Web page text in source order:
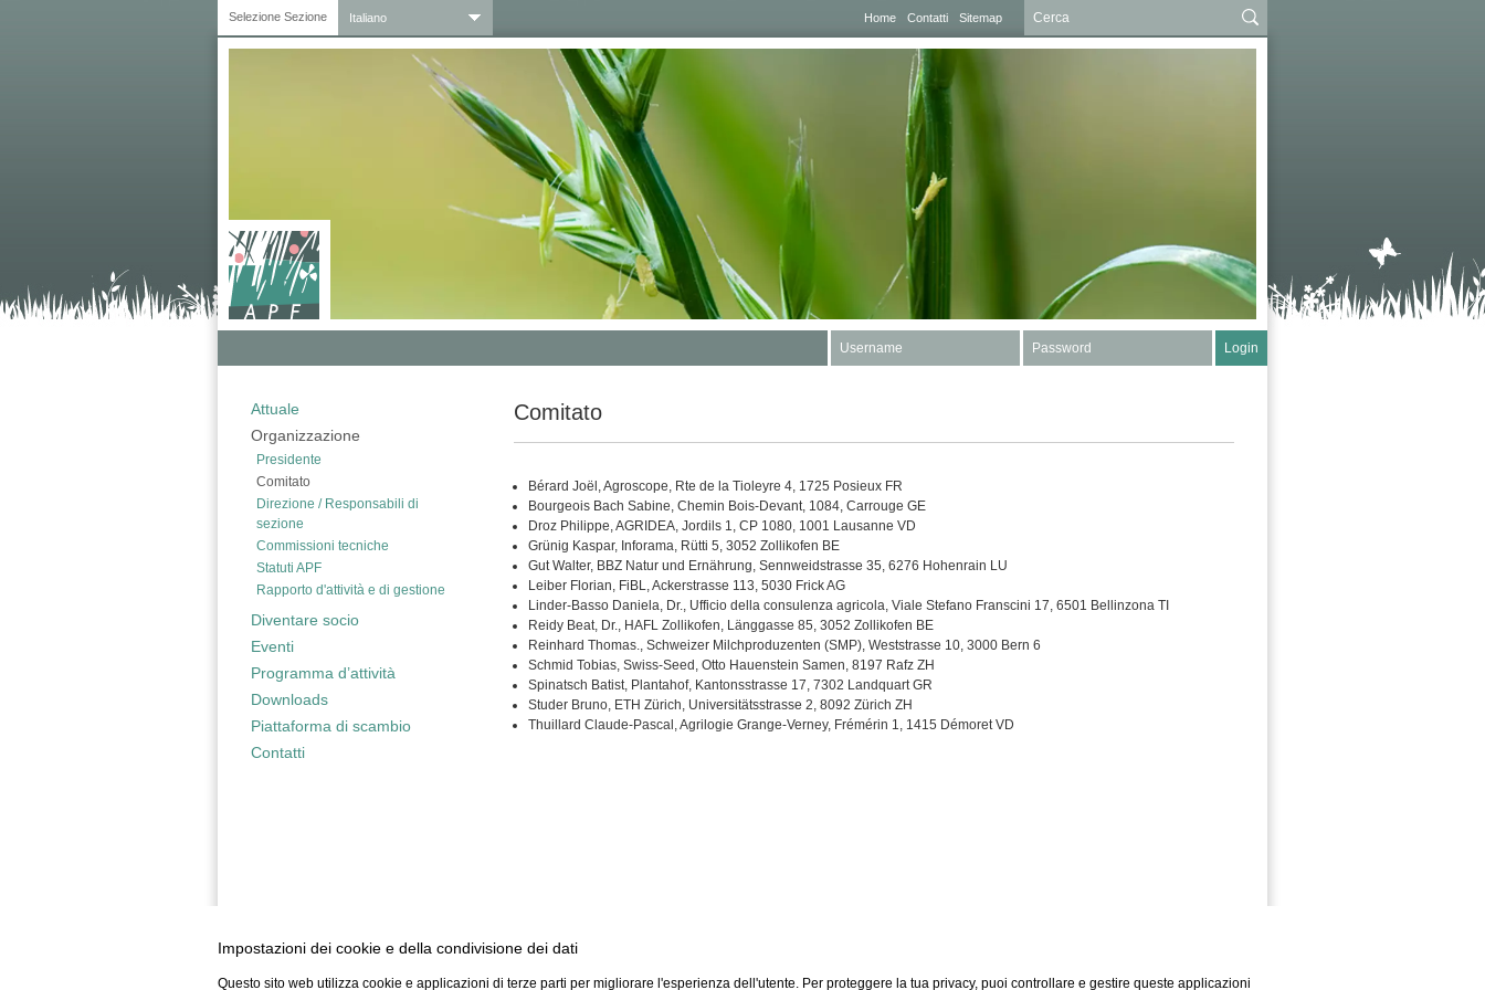
Selezione Sezione Italiano Home Contatti Sitemap
Username Password
Attuale
Organizzazione
Presidente
Comitato
Direzione / Responsabili di
sezione
Commissioni tecniche
Statuti APF
Rapporto d'attività e di gestione
Diventare socio
Eventi
Programma d’attività
Downloads
Piattaforma di scambio
Contatti
Comitato
Bérard Joël, Agroscope, Rte de la Tioleyre 4, 1725 Posieux FR
Bourgeois Bach Sabine, Chemin Bois-Devant, 1084, Carrouge GE
Droz Philippe, AGRIDEA, Jordils 1, CP 1080, 1001 Lausanne VD
Grünig Kaspar, Inforama, Rütti 5, 3052 Zollikofen BE
Gut Walter, BBZ Natur und Ernährung, Sennweidstrasse 35, 6276 Hohenrain LU
Leiber Florian, FiBL, Ackerstrasse 113, 5030 Frick AG
Linder-Basso Daniela, Dr., Ufficio della consulenza agricola, Viale Stefano Franscini 17, 6501 Bellinzona TI
Reidy Beat, Dr., HAFL Zollikofen, Länggasse 85, 3052 Zollikofen BE
Reinhard Thomas., Schweizer Milchproduzenten (SMP), Weststrasse 10, 3000 Bern 6
Schmid Tobias, Swiss-Seed, Otto Hauenstein Samen, 8197 Rafz ZH
Spinatsch Batist, Plantahof, Kantonsstrasse 17, 7302 Landquart GR
Studer Bruno, ETH Zürich, Universitätsstrasse 2, 8092 Zürich ZH
Thuillard Claude-Pascal, Agrilogie Grange-Verney, Frémérin 1, 1415 Démoret VD
APF Impressum
Impostazioni dei cookie e della condivisione dei dati
Questo sito web utilizza cookie e applicazioni di terze parti per migliorare l'esperienza dell'utente. Per proteggere la tua privacy, puoi controllare e gestire queste applicazioni